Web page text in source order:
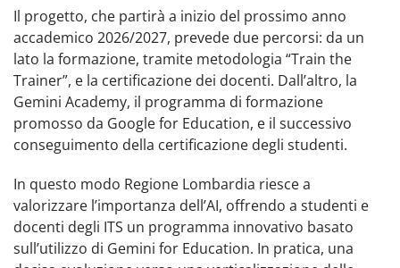
Il progetto, che partirà a inizio del prossimo anno
accademico 2026/2027, prevede due percorsi: da un
lato la formazione, tramite metodologia “Train the
Trainer”, e la certificazione dei docenti. Dall’altro, la
Gemini Academy, il programma di formazione
promosso da Google for Education, e il successivo
conseguimento della certificazione degli studenti.
In questo modo Regione Lombardia riesce a
valorizzare l’importanza dell’AI, offrendo a studenti e
docenti degli ITS un programma innovativo basato
sull’utilizzo di Gemini for Education. In pratica, una